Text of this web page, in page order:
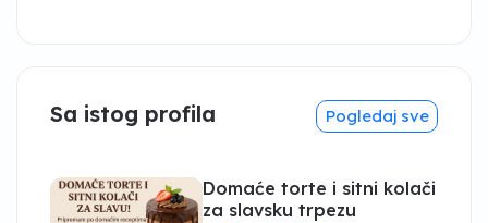
Sa istog profila Pogledaj sve
Domaće torte i sitni kolači
za slavsku trpezu